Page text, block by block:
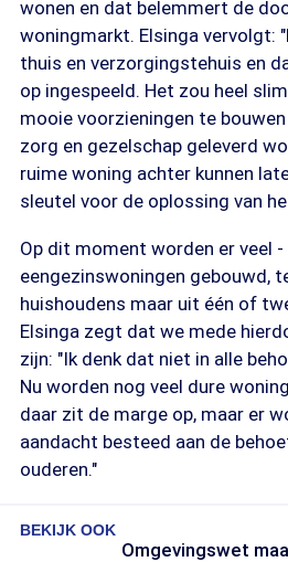
wonen en dat belemmert de
woningmarkt. Elsinga vervolgt:
thuis en verzorgingstehuis en
op ingespeeld. Het zou heel
mooie voorzieningen te
zorg en gezelschap geleverd
ruime woning achter kunnen
sleutel voor de oplossing van
Op dit moment worden er veel
eengezinswoningen gebouwd,
huishoudens maar uit één of
Elsinga zegt dat we mede
zijn: "Ik denk dat niet in alle
Nu worden nog veel dure
daar zit de marge op, maar er
aandacht besteed aan de
ouderen."
BEKIJK OOK
Omgevingswet